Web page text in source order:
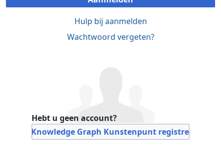
Hulp bij aanmelden
Wachtwoord vergeten?
Hebt u geen account?
Bij Knowledge Graph Kunstenpunt registreren